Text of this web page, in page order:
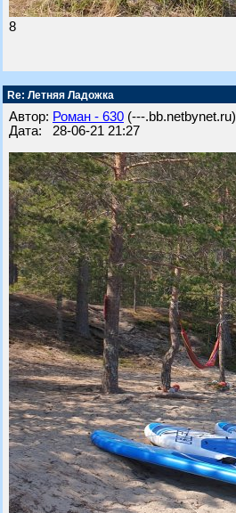
8
Re: Летняя Ладожка
Автор: Роман - 630 (---.bb.netbynet.ru)
Дата: 28-06-21 21:27